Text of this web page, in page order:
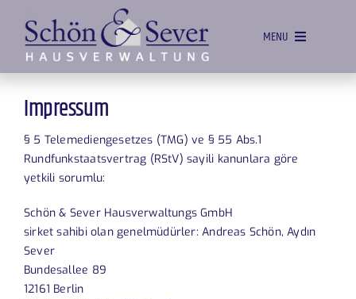
content
MENU
YÖNETIM
PAZARLAMA
MÜLK HIZMETLERI
TEKLIFLER
EKIP
İLETIŞIM
Impressum
§ 5 Telemediengesetzes (TMG) ve § 55 Abs.1
Rundfunkstaatsvertrag (RStV) sayili kanunlara göre
yetkili sorumlu:
Schön & Sever Hausverwaltungs GmbH
sirket sahibi olan genelmüdürler: Andreas Schön, Aydın
Sever
Bundesallee 89
12161 Berlin